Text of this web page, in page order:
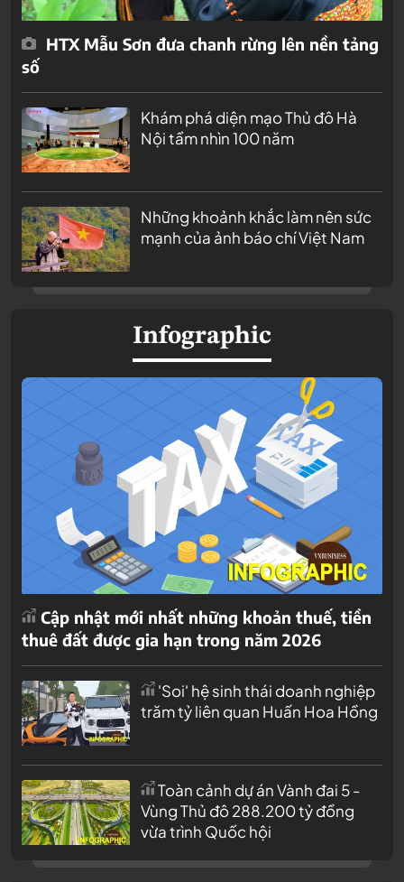
HTX Mẫu Sơn đưa chanh rừng lên nền tảng
số
Khám phá diện mạo Thủ đô Hà
Nội tầm nhìn 100 năm
Những khoảnh khắc làm nên sức
mạnh của ảnh báo chí Việt Nam
Infographic
Cập nhật mới nhất những khoản thuế, tiền
thuê đất được gia hạn trong năm 2026
'Soi' hệ sinh thái doanh nghiệp
trăm tỷ liên quan Huấn Hoa Hồng
Toàn cảnh dự án Vành đai 5 -
Vùng Thủ đô 288.200 tỷ đồng
vừa trình Quốc hội